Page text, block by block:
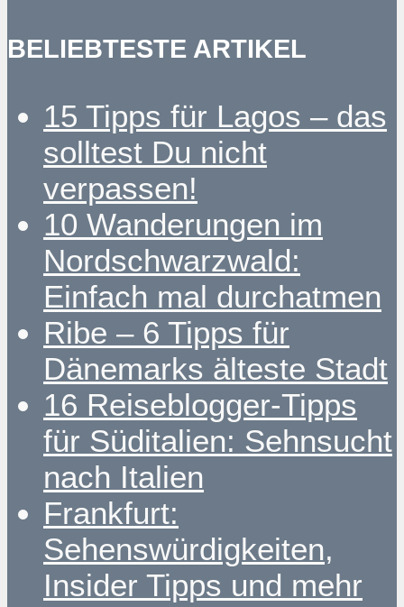
BELIEBTESTE ARTIKEL
15 Tipps für Lagos – das
solltest Du nicht
verpassen!
10 Wanderungen im
Nordschwarzwald:
Einfach mal durchatmen
Ribe – 6 Tipps für
Dänemarks älteste Stadt
16 Reiseblogger-Tipps
für Süditalien: Sehnsucht
nach Italien
Frankfurt:
Sehenswürdigkeiten,
Insider Tipps und mehr